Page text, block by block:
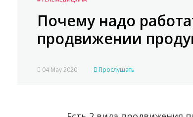
Почему надо
продвижении
04 May 2020 Прослушать